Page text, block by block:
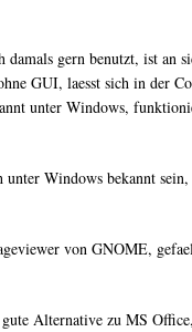
damals gern benutzt, ist an
GUI, laesst sich in der
unter Windows,
unter Windows bekannt
von GNOME,
Alternative zu MS